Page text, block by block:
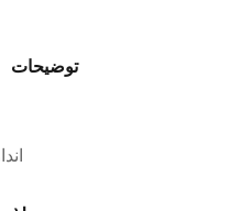
توضیحات